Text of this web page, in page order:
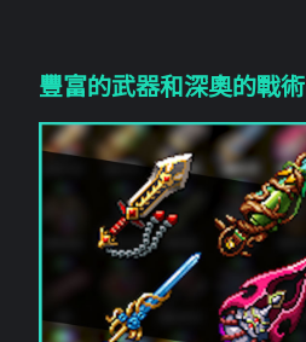
豐富的武器和深奧的戰術